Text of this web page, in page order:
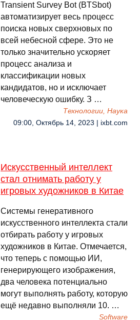
Transient Survey Bot (BTSbot)
автоматизирует весь процесс
поиска новых сверхновых по
всей небесной сфере. Это не
только значительно ускоряет
процесс анализа и
классификации новых
кандидатов, но и исключает
человеческую ошибку. З …
Технологии, Наука
09:00, Октябрь 14, 2023 | ixbt.com
Искусственный интеллект
стал отнимать работу у
игровых художников в Китае
Системы генеративного
искусственного интеллекта стали
отбирать работу у игровых
художников в Китае. Отмечается,
что теперь с помощью ИИ,
генерирующего изображения,
два человека потенциально
могут выполнять работу, которую
ещё недавно выполняли 10. …
Software